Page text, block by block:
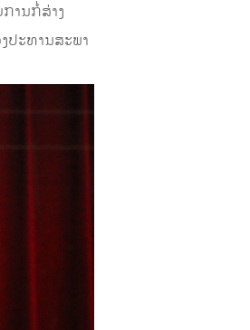
ານກໍ່ສ່າງ
ປະທານສະພາ